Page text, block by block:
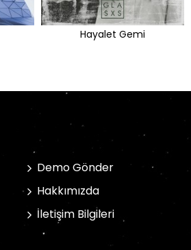
Hayalet Gemi
Demo Gönder
Hakkımızda
İletişim Bilgileri